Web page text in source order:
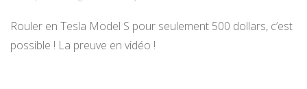
Rouler en Tesla Model S pour seulement 500 dollars, c’est
possible ! La preuve en vidéo !